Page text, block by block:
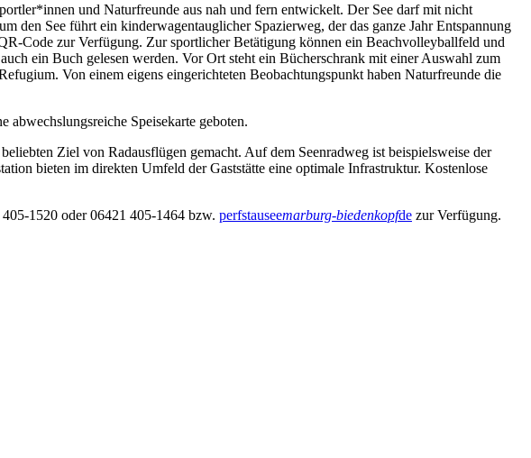
und Naturfreunde aus nah und fern entwickelt. Der See darf mit nicht
den See führt ein kinderwagentauglicher Spazierweg, der das ganze Jahr Entspannung
Code zur Verfügung. Zur sportlicher Betätigung können ein Beachvolleyballfeld und
ein Buch gelesen werden. Vor Ort steht ein Bücherschrank mit einer Auswahl zum
Von einem eigens eingerichteten Beobachtungspunkt haben Naturfreunde die
Speisekarte geboten.
Ziel von Radausflügen gemacht. Auf dem Seenradweg ist beispielsweise der
bieten im direkten Umfeld der Gaststätte eine optimale Infrastruktur. Kostenlose
1520 oder 06421 405-1464 bzw. perfstauseemarburg-biedenkopfde zur Verfügung.